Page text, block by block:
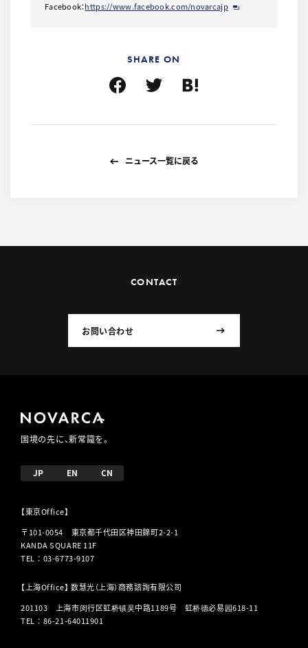
SHARE ON
Facebook：https://www.facebook.com/novarcajp
ニュース一覧に戻る
CONTACT
お問い合わせ
国境の先に、新常識を。
JP EN CN
【東京Office】
〒101-0054 東京都千代田区神田錦町2-2-1
KANDA SQUARE 11F
TEL ： 03-6773-9107
【上海Office】 数慧光（上海）商務諮詢有限公司
201103 上海市闵行区虹桥镇吴中路1189号 虹桥德必易园618-11
TEL ： 86-21-64011901